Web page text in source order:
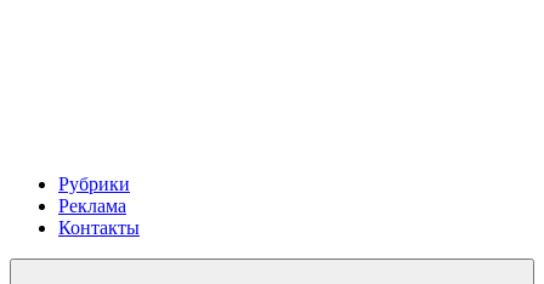
Рубрики
Реклама
Контакты